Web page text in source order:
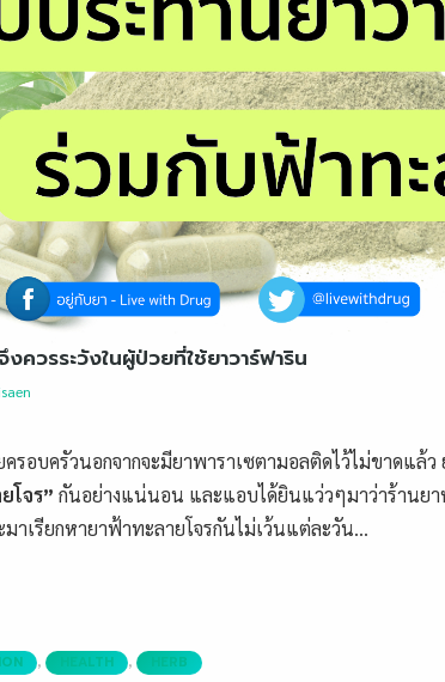
งควรระวังในผู้ป่วยที่ใช้ยาวาร์ฟาริน
รอบครัวนอกจากจะมียาพาราเซตามอลติดไว้ไม่ขาดแล้
โจร” กันอย่างแน่นอน และแอบได้ยินแว่วๆมาว่าร้านย
มาเรียกหายาฟ้าทะลายโจรกันไม่เว้นแต่ละวัน…
, HEALTH , HERB